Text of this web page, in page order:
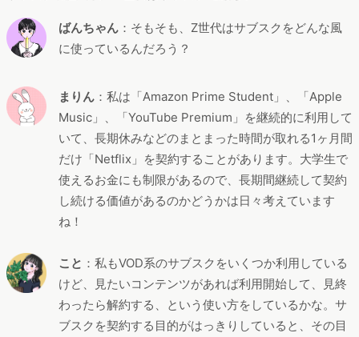
ばんちゃん ：そもそも、Z世代はサブスクをどんな風
に使っているんだろう？
まりん ：私は「Amazon Prime Student」、「Apple
Music」、「YouTube Premium」を継続的に利用して
いて、長期休みなどのまとまった時間が取れる1ヶ月間
だけ「Netflix」を契約することがあります。大学生で
使えるお金にも制限があるので、長期間継続して契約
し続ける価値があるのかどうかは日々考えています
ね！
こと ：私もVOD系のサブスクをいくつか利用している
けど、見たいコンテンツがあれば利用開始して、見終
わったら解約する、という使い方をしているかな。サ
ブスクを契約する目的がはっきりしていると、その目